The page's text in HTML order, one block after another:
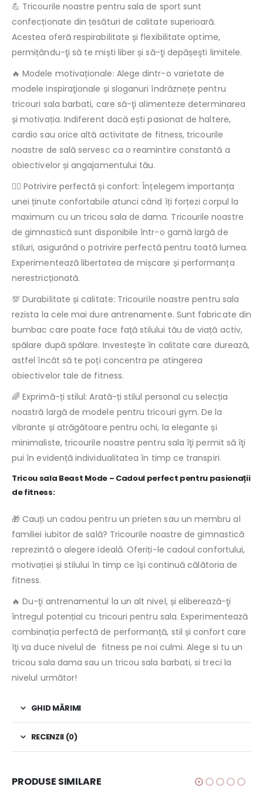
💪 Tricourile noastre pentru sala de sport sunt
confecționate din țesături de calitate superioară.
Acestea oferă respirabilitate și flexibilitate optime,
permițându-ţi să te miști liber și să-ţi depășeşti limitele.
🔥 Modele motivaționale: Alege dintr-o varietate de
modele inspiraţionale și sloganuri îndrăznețe pentru
tricouri sala barbati, care să-ţi alimenteze determinarea
și motivația. Indiferent dacă ești pasionat de haltere,
cardio sau orice altă activitate de fitness, tricourile
noastre de sală servesc ca o reamintire constantă a
obiectivelor și angajamentului tău.
🏃‍♀️ Potrivire perfectă și confort: Înțelegem importanța
unei ținute confortabile atunci când îți forțezi corpul la
maximum cu un tricou sala de dama. Tricourile noastre
de gimnastică sunt disponibile într-o gamă largă de
stiluri, asigurând o potrivire perfectă pentru toată lumea.
Experimentează libertatea de mișcare și performanța
nerestricționată.
💯 Durabilitate și calitate: Tricourile noastre pentru sala
rezista la cele mai dure antrenamente. Sunt fabricate din
bumbac care poate face față stilului tău de viață activ,
spălare după spălare. Investește în calitate care durează,
astfel încât să te poți concentra pe atingerea
obiectivelor tale de fitness.
🌈 Exprimă-ți stilul: Arată-ți stilul personal cu selecția
noastră largă de modele pentru tricouri gym. De la
vibrante și atrăgătoare pentru ochi, la elegante și
minimaliste, tricourile noastre pentru sala îţi permit să îţi
pui în evidență individualitatea în timp ce transpiri.
Tricou sala Beast Mode – Cadoul perfect pentru pasionații
de fitness:
🎁 Cauți un cadou pentru un prieten sau un membru al
familiei iubitor de sală? Tricourile noastre de gimnastică
reprezintă o alegere ideală. Oferiți-le cadoul confortului,
motivației și stilului în timp ce își continuă călătoria de
fitness.
🔥 Du-ţi antrenamentul la un alt nivel, și eliberează-ţi
întregul potențial cu tricouri pentru sala. Experimentează
combinația perfectă de performanță, stil și confort care
îţi va duce nivelul de fitness pe noi culmi. Alege si tu un
tricou sala dama sau un tricou sala barbati, si treci la
nivelul următor!
GHID MĂRIMI
RECENZII (0)
PRODUSE SIMILARE